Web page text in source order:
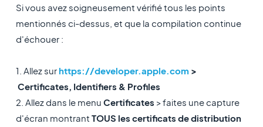
Si vous avez soigneusement vérifié tous les points
mentionnés ci-dessus, et que la compilation continue
d'échouer :
1. Allez sur https://developer.apple.com>
Certificates, Identifiers & Profiles
2. Allez dans le menu Certificates > faites une capture
d'écran montrant TOUS les certificats de distribution